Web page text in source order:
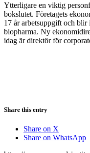
Ytterligare en viktig
bokslutet. Företagets
17 år arbetsuppgift och
biopharma. Ny
idag är direktör för
Share this entry
Share on X
Share on WhatsApp